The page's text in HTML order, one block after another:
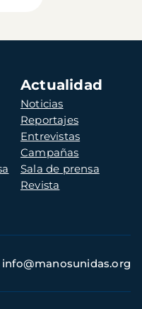
Actualidad
Noticias
Reportajes
Entrevistas
Campañas
Sala de prensa
Revista
info@manosunidas.org